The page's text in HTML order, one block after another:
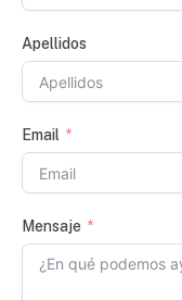
Apellidos
Email
Mensaje